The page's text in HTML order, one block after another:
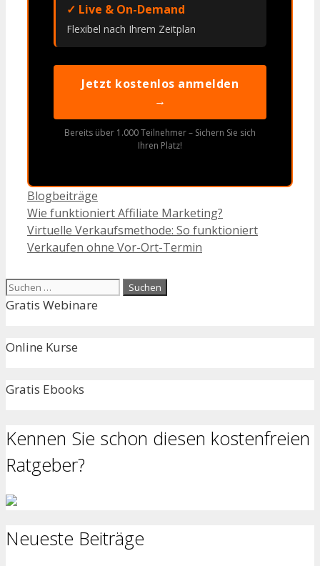
✓ Live & On-Demand
Flexibel nach Ihrem Zeitplan
Jetzt kostenlos anmelden
→
Bereits über 1.000 Teilnehmer – Sichern Sie sich
Ihren Platz!
Kategorien
Blogbeiträge
Wie funktioniert Affiliate Marketing?
Virtuelle Verkaufsmethode: So funktioniert
Verkaufen ohne Vor-Ort-Termin
Suchen
nach:
Gratis Webinare
Online Kurse
Gratis Ebooks
Kennen Sie schon diesen kostenfreien
Ratgeber?
Neueste Beiträge